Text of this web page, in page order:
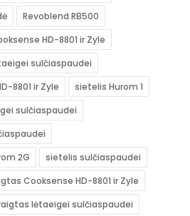
Revoblend RB500
HD-8801 ir Zyle
sulčiaspaudei
8801 ir Zyle
sietelis Hurom 1
sulčiaspaudei
2G
sietelis sulčiaspaudei
Cooksense HD-8801 ir Zyle
lėtaeigei sulčiaspaudei